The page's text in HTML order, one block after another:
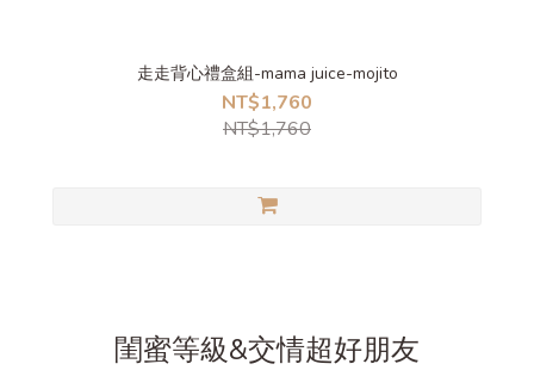
走走背心禮盒組-mama juice-mojito
NT$1,760
NT$1,760
閨蜜等級&交情超好朋友